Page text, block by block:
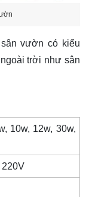
sân vườncó kiểu
trời như sân
10w, 12w, 30w,
220V